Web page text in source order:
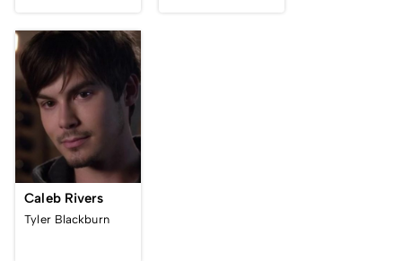
Caleb Rivers
Tyler Blackburn